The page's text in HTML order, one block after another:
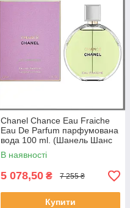
Chanel Chance Eau Fraiche
Eau De Parfum парфумована
вода 100 ml. (Шанель Шанс
О Фреш Парфюм)
В наявності
5 078,50 ₴ 7 255 ₴
Купити